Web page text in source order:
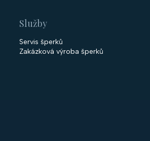
Služby
Servis šperků
Zakázková výroba šperků